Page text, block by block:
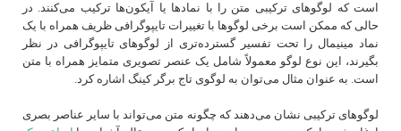
است که لوگوهای ترکیبی متن را با نمادها یا آیکون‌ها ترکیب می‌کنند. در
حالی که ممکن است برخی لوگوها با تغییرات تایپوگرافی ظریف همراه با یک
نماد مینیمال را تحت تفسیر گسترده‌تری از لوگوهای تایپوگرافی در نظر
بگیرند، این نوع لوگو معمولاً شامل یک عنصر تصویری متمایز همراه با متن
است. به عنوان مثال می‌توان به لوگوی تاج برگر کینگ اشاره کرد.
لوگوهای ترکیبی نشان می‌دهند که چگونه متن می‌تواند با سایر عناصر بصری